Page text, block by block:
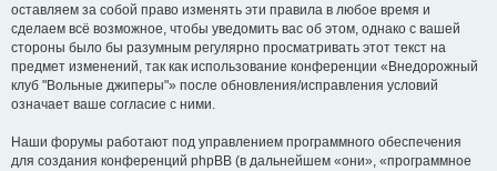
оставляем за собой право изменять эти правила в любое время и
сделаем всё возможное, чтобы уведомить вас об этом, однако с вашей
стороны было бы разумным регулярно просматривать этот текст на
предмет изменений, так как использование конференции «Внедорожный
клуб "Вольные джиперы"» после обновления/исправления условий
означает ваше согласие с ними.
Наши форумы работают под управлением программного обеспечения
для создания конференций phpBB (в дальнейшем «они», «программное